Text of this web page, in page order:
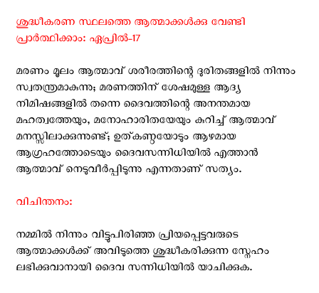
ശുദ്ധീകരണ സ്ഥലത്തെ ആത്മാക്കൾക്കു വേണ്ടി
പ്രാർത്ഥിക്കാം: ഏപ്രില്‍-17
മരണം മൂലം ആത്മാവ് ശരീരത്തിന്റെ ദുരിതങ്ങളില്‍ നിന്നും
സ്വതന്ത്രമാകുന്നു; മരണത്തിന് ശേഷമുള്ള ആദ്യ
നിമിഷങ്ങളില്‍ തന്നെ ദൈവത്തിന്റെ അനന്തമായ
മഹത്വത്തേയും, മനോഹാരിതയേയും കുറിച്ച് ആത്മാവ്
മനസ്സിലാക്കുന്നുണ്ട്; ഉത്കണ്ഠയോടും ആഴമായ
ആഗ്രഹത്തോടെയും ദൈവസന്നിധിയില്‍ എത്താന്‍
ആത്മാവ് നെടുവീര്‍പ്പിടുന്നു എന്നതാണ് സത്യം.
വിചിന്തനം:
നമ്മില്‍ നിന്നും വിട്ടുപിരിഞ്ഞ പ്രിയപ്പെട്ടവരുടെ
ആത്മാക്കള്‍ക്ക് അവിടുത്തെ ശുദ്ധീകരിക്കുന്ന സ്നേഹം
ലഭിക്കുവാനായി ദൈവ സന്നിധിയില്‍ യാചിക്കുക.